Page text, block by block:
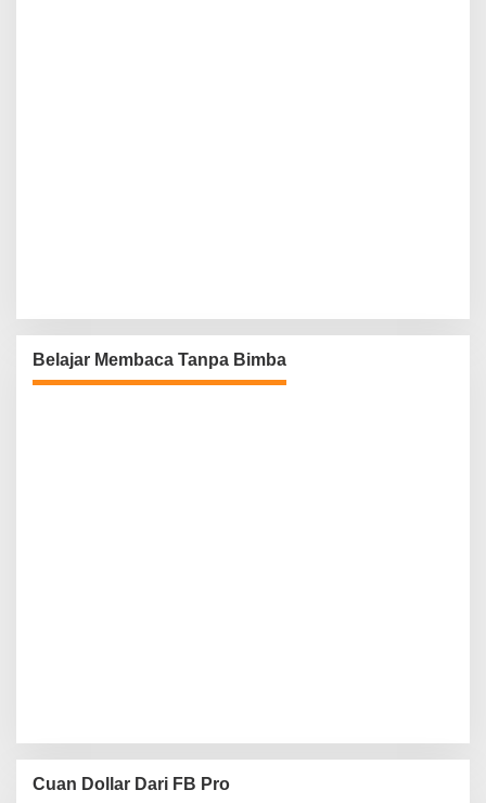
Belajar Membaca Tanpa Bimba
Cuan Dollar Dari FB Pro